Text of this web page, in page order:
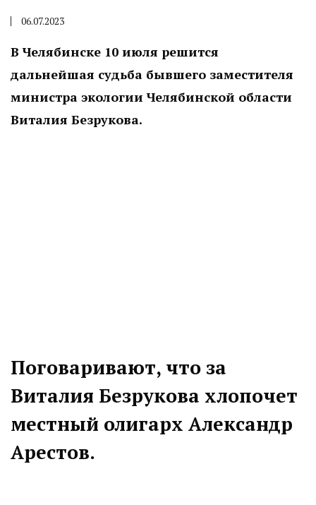
06.07.2023
В Челябинске 10 июля решится
дальнейшая судьба бывшего заместителя
министра экологии Челябинской области
Виталия Безрукова.
Поговаривают, что за
Виталия Безрукова хлопочет
местный олигарх Александр
Арестов.